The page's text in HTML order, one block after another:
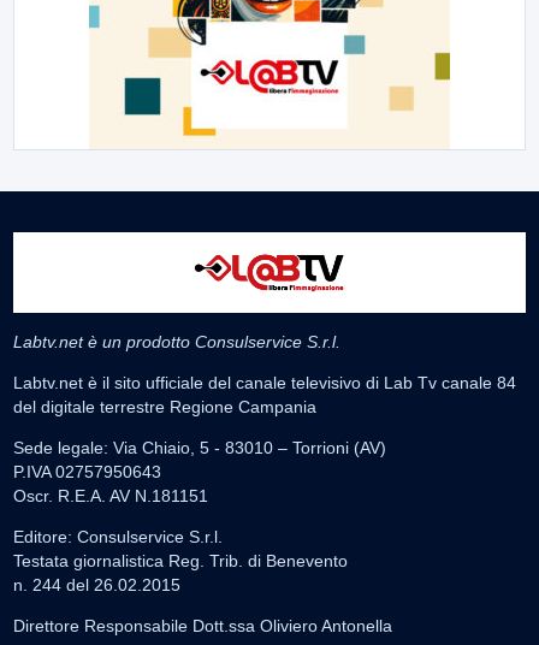
Labtv.net è un prodotto Consulservice S.r.l.
Labtv.net è il sito ufficiale del canale televisivo di Lab Tv canale 84
del digitale terrestre Regione Campania
Sede legale: Via Chiaio, 5 - 83010 – Torrioni (AV)
P.IVA 02757950643
Oscr. R.E.A. AV N.181151
Editore: Consulservice S.r.l.
Testata giornalistica Reg. Trib. di Benevento
n. 244 del 26.02.2015
Direttore Responsabile Dott.ssa Oliviero Antonella